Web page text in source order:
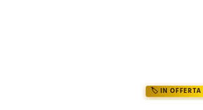
IN OFFERTA